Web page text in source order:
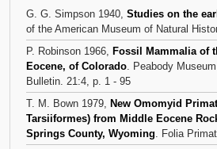
G. G. Simpson 1940, Studies on the
of the American Museum of Natural
P. Robinson 1966, Fossil Mammalia of
Eocene, of Colorado. Peabody
Bulletin. 21:4, p. 1 - 95
T. M. Bown 1979, New Omomyid
Tarsiiformes) from Middle Eocene
Springs County, Wyoming. Folia